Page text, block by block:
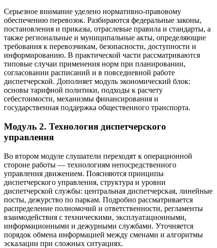
Серьезное внимание уделено нормативно-правовому
обеспечению перевозок. Разбираются федеральные законы,
постановления и приказы, отраслевые правила и стандарты, а
также региональные и муниципальные акты, определяющие
требования к перевозчикам, безопасности, доступности и
информированию. В практической части рассматриваются
типовые случаи применения норм при планировании,
согласовании расписаний и в повседневной работе
диспетчерской. Дополняет модуль экономический блок:
основы тарифной политики, подходы к расчету
себестоимости, механизмы финансирования и
государственная поддержка общественного транспорта.
Модуль 2. Технология диспетчерского
управления
Во втором модуле слушатели переходят к операционной
стороне работы — технологиям непосредственного
управления движением. Поясняются принципы
диспетчерского управления, структура и уровни
диспетчерской службы: центральная диспетчерская, линейные
посты, дежурство по паркам. Подробно рассматривается
распределение полномочий и ответственности, регламенты
взаимодействия с техническими, эксплуатационными,
информационными и дежурными службами. Уточняется
порядок обмена информацией между сменами и алгоритмы
эскалации при сложных ситуациях.